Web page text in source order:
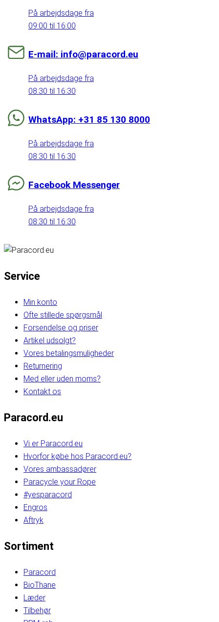
På arbejdsdage fra
09:00 til 16:00
E-mail: info@paracord.eu
På arbejdsdage fra
08:30 til 16:30
WhatsApp: +31 85 130 8000
På arbejdsdage fra
08:30 til 16:30
Facebook Messenger
På arbejdsdage fra
08:30 til 16:30
Service
Min konto
Ofte stillede spørgsmål
Forsendelse og priser
Artikel udsolgt?
Vores betalingsmuligheder
Returnering
Med eller uden moms?
Kontakt os
Paracord.eu
Vi er Paracord.eu
Hvorfor købe hos Paracord.eu?
Vores ambassadører
Paracycle your Rope
#yesparacord
Engros
Aftryk
Sortiment
Paracord
BioThane
Læder
Tilbehør